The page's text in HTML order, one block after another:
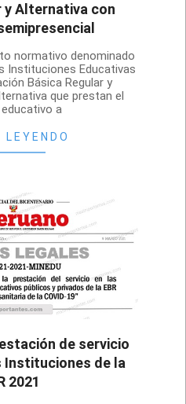
y Alternativa con
normativo denominado
Instituciones Educativas
Básica Regular y
que prestan el
a
LEYENDO
de servicio
Instituciones de la
2021